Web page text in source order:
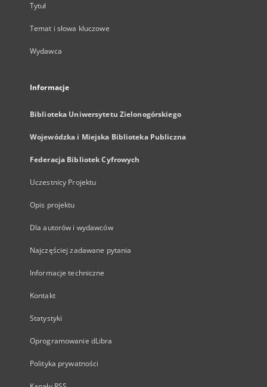
Tytuł
Temat i słowa kluczowe
Wydawca
Informacje
Biblioteka Uniwersytetu Zielonogórskiego
Wojewódzka i Miejska Biblioteka Publiczna
Federacja Bibliotek Cyfrowych
Uczestnicy Projektu
Opis projektu
Dla autorów i wydawców
Najczęściej zadawane pytania
Informacje techniczne
Kontakt
Statystyki
Oprogramowanie dLibra
Polityka prywatności